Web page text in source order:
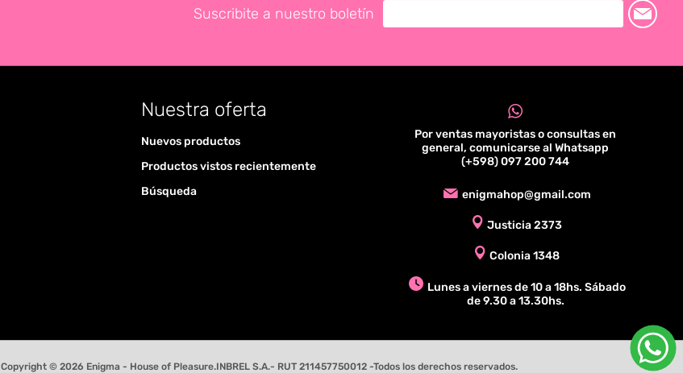
Suscribite a nuestro boletín
Nuestra oferta
Nuevos productos
Productos vistos recientemente
Búsqueda
Por ventas mayoristas o consultas en
general, comunicarse al Whatsapp
(+598) 097 200 744
enigmahop@gmail.com
Justicia 2373
Colonia 1348
Lunes a viernes de 10 a 18hs. Sábado
de 9.30 a 13.30hs.
Copyright © 2026 Enigma - House of Pleasure.INBREL S.A.- RUT 211457750012 -Todos los derechos reservados.